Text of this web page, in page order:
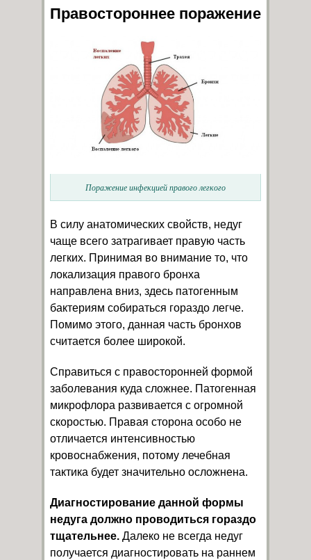
Правостороннее поражение
Поражение инфекцией правого легкого
В силу анатомических свойств, недуг
чаще всего затрагивает правую часть
легких. Принимая во внимание то, что
локализация правого бронха
направлена вниз, здесь патогенным
бактериям собираться гораздо легче.
Помимо этого, данная часть бронхов
считается более широкой.
Справиться с правосторонней формой
заболевания куда сложнее. Патогенная
микрофлора развивается с огромной
скоростью. Правая сторона особо не
отличается интенсивностью
кровоснабжения, потому лечебная
тактика будет значительно осложнена.
Диагностирование данной формы
недуга должно проводиться гораздо
тщательнее. Далеко не всегда недуг
получается диагностировать на раннем